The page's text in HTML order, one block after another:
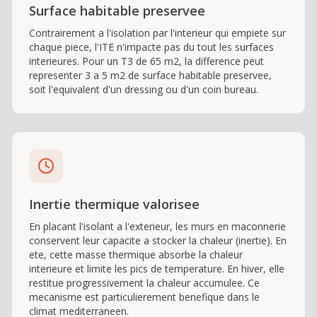
Surface habitable preservee
Contrairement a l'isolation par l'interieur qui empiete sur
chaque piece, l'ITE n'impacte pas du tout les surfaces
interieures. Pour un T3 de 65 m2, la difference peut
representer 3 a 5 m2 de surface habitable preservee,
soit l'equivalent d'un dressing ou d'un coin bureau.
Inertie thermique valorisee
En placant l'isolant a l'exterieur, les murs en maconnerie
conservent leur capacite a stocker la chaleur (inertie). En
ete, cette masse thermique absorbe la chaleur
interieure et limite les pics de temperature. En hiver, elle
restitue progressivement la chaleur accumulee. Ce
mecanisme est particulierement benefique dans le
climat mediterraneen.